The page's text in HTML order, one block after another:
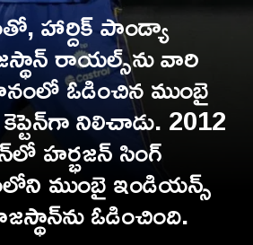
హార్దిక్ పాండ్యా
రాయల్స్‌ను వారి
ఓడించిన ముంబై
నిలిచాడు. 2012
హర్భజన్ సింగ్
ముంబై ఇండియన్స్
ఓడించింది.